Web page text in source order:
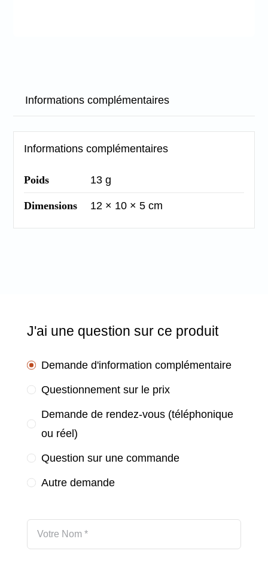
Informations complémentaires
Informations complémentaires
Poids 13 g
Dimensions 12 × 10 × 5 cm
J'ai une question sur ce produit
Demande d'information complémentaire
Questionnement sur le prix
Demande de rendez-vous (téléphonique
ou réel)
Question sur une commande
Autre demande